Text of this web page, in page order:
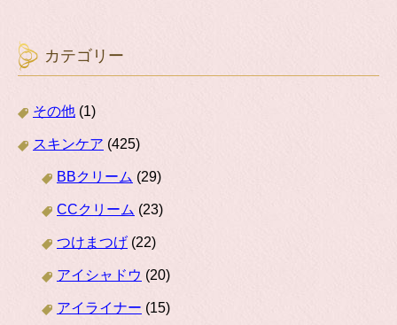
カテゴリー
その他 (1)
スキンケア (425)
BBクリーム (29)
CCクリーム (23)
つけまつげ (22)
アイシャドウ (20)
アイライナー (15)